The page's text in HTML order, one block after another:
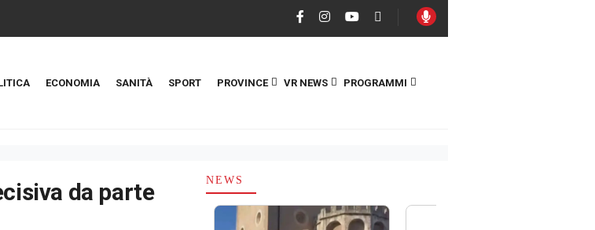
ECONOMIA SANITÀ SPORT PROVINCE VR NEWS PROGRAMMI
da parte
NEWS